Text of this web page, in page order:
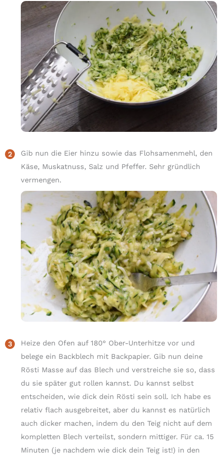
Gib nun die Eier hinzu sowie das Flohsamenmehl, den
Käse, Muskatnuss, Salz und Pfeffer. Sehr gründlich
vermengen.
Heize den Ofen auf 180° Ober-Unterhitze vor und
belege ein Backblech mit Backpapier. Gib nun deine
Rösti Masse auf das Blech und verstreiche sie so, dass
du sie später gut rollen kannst. Du kannst selbst
entscheiden, wie dick dein Rösti sein soll. Ich habe es
relativ flach ausgebreitet, aber du kannst es natürlich
auch dicker machen, indem du den Teig nicht auf dem
kompletten Blech verteilst, sondern mittiger. Für ca. 15
Minuten (je nachdem wie dick dein Teig ist!) in den